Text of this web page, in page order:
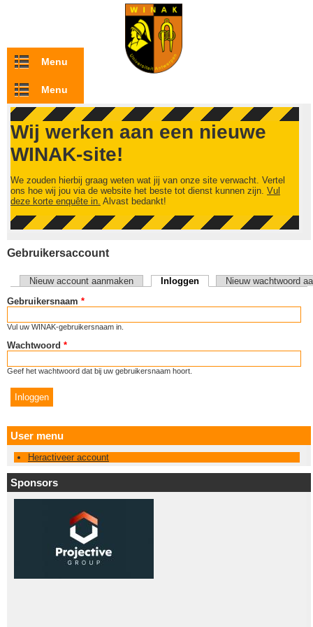
Overslaan en naar de inhoud gaan
Menu
Menu
Wij werken aan een nieuwe
WINAK-site!
We zouden hierbij graag weten wat jij van onze site verwacht. Vertel
ons hoe wij jou via de website het beste tot dienst kunnen zijn. Vul
deze korte enquête in. Alvast bedankt!
Gebruikersaccount
Primaire tabs
Nieuw account aanmaken Inloggen(actieve tabblad)
Nieuw wachtwoord
Gebruikersnaam *
Vul uw WINAK-gebruikersnaam in.
Wachtwoord *
Geef het wachtwoord dat bij uw gebruikersnaam hoort.
User menu
Heractiveer account
Sponsors